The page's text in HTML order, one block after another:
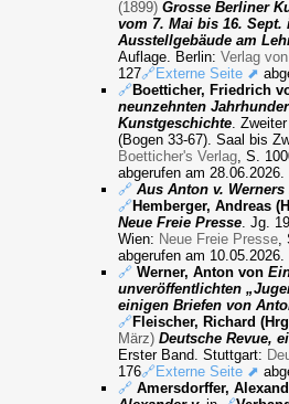
(1899) Grosse Berliner
vom 7. Mai bis 16. Sept.
Ausstellgebäude am
Auflage. Berlin:Verlag
127🔗Externe Seite ⬈
🔗Boetticher, Friedrich
neunzehnten
Kunstgeschichte.
(Bogen 33-67). Saal bis
Boetticher's Verlag, S.
abgerufen am 28.06.2026.
🔗 Aus Anton v.
🔗Hemberger, Andreas
Neue Freie Presse. Jg.
Wien: Neue Freie Presse,
abgerufen am 10.05.2026.
🔗 Werner, Anton von
unveröffentlichten
einigen Briefen von
🔗Fleischer, Richard
März) Deutsche Revue,
Erster Band. Stuttgart:
176🔗Externe Seite ⬈
🔗 Amersdorffer,